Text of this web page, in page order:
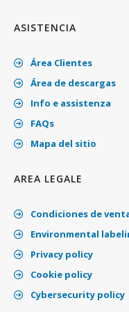
ASISTENCIA
Área Clientes
Área de descargas
Info e assistenza
FAQs
Mapa del sitio
AREA LEGALE
Condiciones de
Environmental
Privacy policy
Cookie policy
Cybersecurity policy